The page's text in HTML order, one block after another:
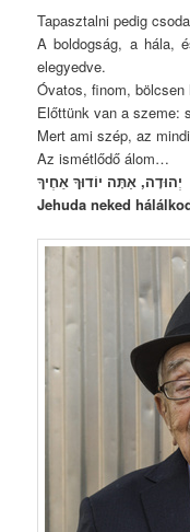
Tapasztalni pedig
A boldogság, a hála,
elegyedve.
Óvatos, finom,
Előttünk van a szeme:
Mert ami szép, az
Az ismétlődő álom…
יְהוּדָה, אַתָּה יוֹדוּךָ אַחֶיךָ
Jehuda neked